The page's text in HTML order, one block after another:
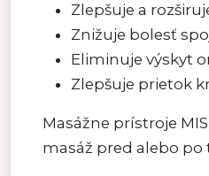
Zlepšuje a
Znižuje bolesť
Eliminuje výskyt
Zlepšuje prietok
Masážne prístroje
masáž pred alebo po